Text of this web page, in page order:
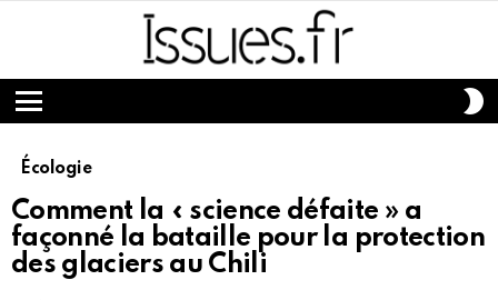
Menu
Écologie
Comment la « science défaite » a
façonné la bataille pour la protection
des glaciers au Chili